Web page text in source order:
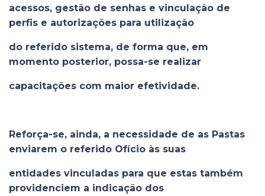
acessos, gestão de senhas e vinculação de
perfis e autorizações para utilização
do referido sistema, de forma que, em
momento posterior, possa-se realizar
capacitações com maior efetividade.
Reforça-se, ainda, a necessidade de as Pastas
enviarem o referido Ofício às suas
entidades vinculadas para que estas também
providenciem a indicação dos